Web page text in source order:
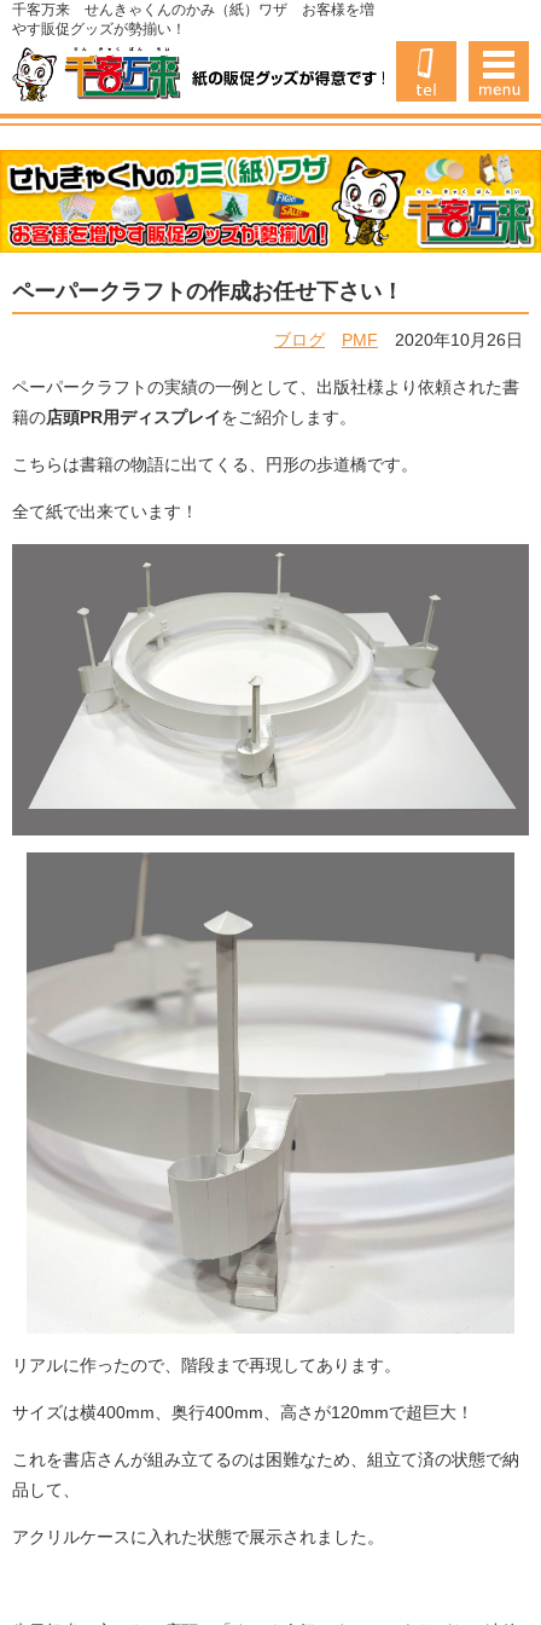
千客万来 せんきゃくんのかみ（紙）ワザ お客様を増
やす販促グッズが勢揃い！
ペーパークラフトの作成お任せ下さい！
ブログ PMF 2020年10月26日
ペーパークラフトの実績の一例として、出版社様より依頼された書
籍の店頭PR用ディスプレイをご紹介します。
こちらは書籍の物語に出てくる、円形の歩道橋です。
全て紙で出来ています！
リアルに作ったので、階段まで再現してあります。
サイズは横400mm、奥行400mm、高さが120mmで超巨大！
これを書店さんが組み立てるのは困難なため、組立て済の状態で納
品して、
アクリルケースに入れた状態で展示されました。